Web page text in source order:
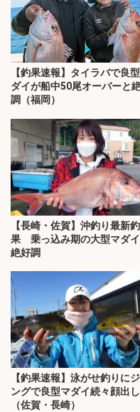
【釣果速報】タイラバで良
ダイが船中50尾オーバーと
調（福岡）
【長崎・佐賀】沖釣り最新釣
果 乗っ込み期の大型マダ
絶好調
【釣果速報】泳がせ釣りに
ングで良型マダイ続々顔出し
（佐賀・長崎）